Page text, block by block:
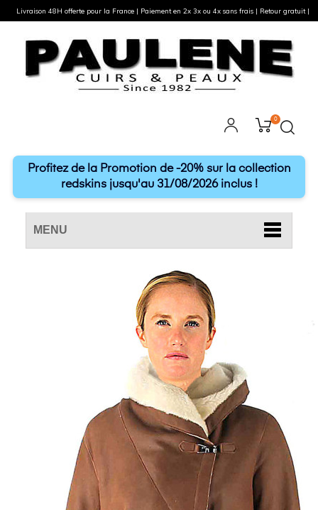
0
Profitez de la Promotion de -20% sur la collection
redskins jusqu'au 31/08/2026 inclus !
MENU
Livraison 48H offerte pour la France | Paiement en 2x 3x ou 4x sans frais | Retour gratuit |